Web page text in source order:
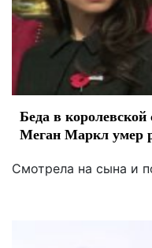
Беда в
Меган Маркл умер
Смотрела на сына и